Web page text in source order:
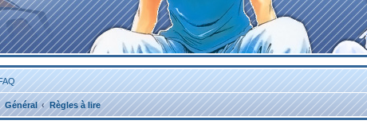
Général Règles à lire